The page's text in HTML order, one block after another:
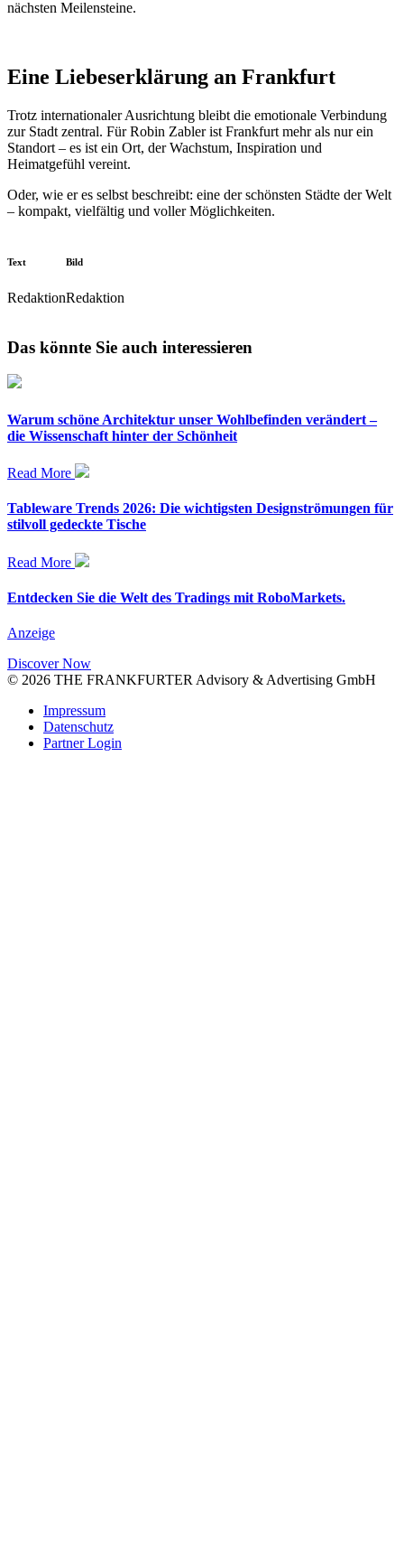
nächsten Meilensteine.
Eine Liebeserklärung an Frankfurt
Trotz internationaler Ausrichtung bleibt die emotionale Verbindung
zur Stadt zentral. Für Robin Zabler ist Frankfurt mehr als nur ein
Standort – es ist ein Ort, der Wachstum, Inspiration und
Heimatgefühl vereint.
Oder, wie er es selbst beschreibt: eine der schönsten Städte der Welt
– kompakt, vielfältig und voller Möglichkeiten.
Text
Redaktion
Bild
Redaktion
Das könnte Sie auch interessieren
Warum schöne Architektur unser Wohlbefinden verändert –
die Wissenschaft hinter der Schönheit
Read More
Tableware Trends 2026: Die wichtigsten Designströmungen für
stilvoll gedeckte Tische
Read More
Entdecken Sie die Welt des Tradings mit RoboMarkets.
Anzeige
Discover Now
© 2026 THE FRANKFURTER Advisory & Advertising GmbH
Impressum
Datenschutz
Partner Login